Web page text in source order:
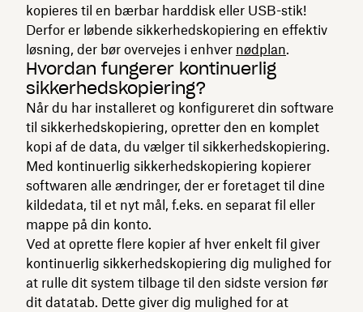
kopieres til en bærbar harddisk eller USB-stik!
Derfor er løbende sikkerhedskopiering en effektiv
løsning, der bør overvejes i enhver nødplan.
Hvordan fungerer kontinuerlig
sikkerhedskopiering?
Når du har installeret og konfigureret din software
til sikkerhedskopiering, opretter den en komplet
kopi af de data, du vælger til sikkerhedskopiering.
Med kontinuerlig sikkerhedskopiering kopierer
softwaren alle ændringer, der er foretaget til dine
kildedata, til et nyt mål, f.eks. en separat fil eller
mappe på din konto.
Ved at oprette flere kopier af hver enkelt fil giver
kontinuerlig sikkerhedskopiering dig mulighed for
at rulle dit system tilbage til den sidste version før
dit datatab. Dette giver dig mulighed for at